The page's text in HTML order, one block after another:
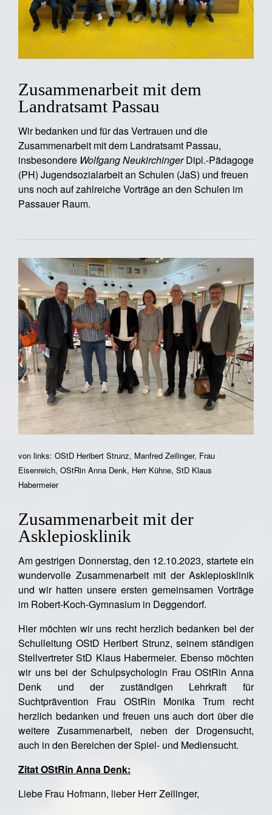
Zusammenarbeit mit dem
Landratsamt Passau
Wir bedanken und für das Vertrauen und die
Zusammenarbeit mit dem Landratsamt Passau,
insbesondere Wolfgang NeukirchingerDipl.-Pädagoge
(PH) Jugendsozialarbeit an Schulen (JaS) und freuen
uns noch auf zahlreiche Vorträge an den Schulen im
Passauer Raum.
von links: OStD Heribert Strunz, Manfred Zeilinger, Frau
Eisenreich, OStRin Anna Denk, Herr Kühne, StD Klaus
Habermeier
Zusammenarbeit mit der
Asklepiosklinik
Am gestrigen Donnerstag, den 12.10.2023, startete ein
wundervolle Zusammenarbeit mit der Asklepiosklinik
und wir hatten unsere ersten gemeinsamen Vorträge
im Robert-Koch-Gymnasium in Deggendorf.
Hier möchten wir uns recht herzlich bedanken bei der
Schulleitung OStD Heribert Strunz, seinem ständigen
Stellvertreter StD Klaus Habermeier. Ebenso möchten
wir uns bei der Schulpsychologin Frau OStRin Anna
Denk und der zuständigen Lehrkraft für
Suchtprävention Frau OStRin Monika Trum recht
herzlich bedanken und freuen uns auch dort über die
weitere Zusammenarbeit, neben der Drogensucht,
auch in den Bereichen der Spiel- und Mediensucht.
Zitat OStRin Anna Denk:
Liebe Frau Hofmann, lieber Herr Zeilinger,